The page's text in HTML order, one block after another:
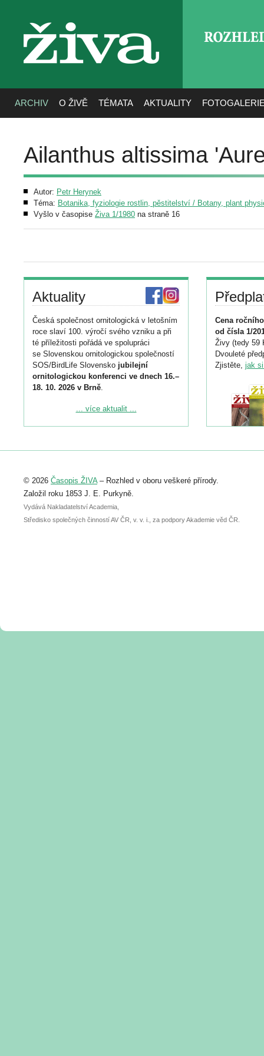
živa
ARCHIV O ŽIVĚ TÉMATA AKTUALITY
Ailanthus altissima
Autor: Petr Herynek
Téma: Botanika, fyziologie rostlin, pěstitelství / Botany, plant
Vyšlo v časopise Živa 1/1980 na straně 16
Aktuality
Česká společnost ornitologická v letošním
roce slaví 100. výročí svého vzniku a při
té příležitosti pořádá ve spolupráci
se Slovenskou ornitologickou společností
SOS/BirdLife Slovensko jubilejní
ornitologickou konferenci ve dnech 16.–
18. 10. 2026 v Brně.
Podrobnější informace ke konferenci
Registrovat se můžete do 6. září.
abstraktu přihlášené přednášky nebo
posteru je už 30. června.
... více aktualit ...
Cena
od čísla 1/
Živy (tedy 59
Dvouleté
Zjistěte, jak
© 2026 Časopis ŽIVA– Rozhled v oboru veškeré přírody.
Založil roku 1853 J. E. Purkyně.
Vydává Nakladatelství Academia,
Středisko společných činností AV ČR, v. v. i., za podpory Akademie věd ČR.